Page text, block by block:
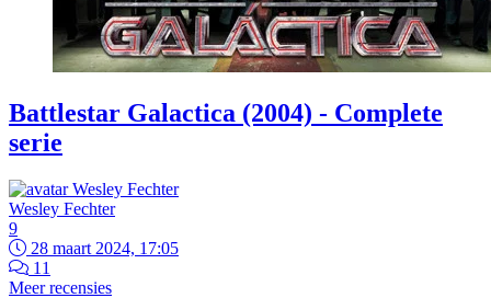
Battlestar Galactica (2004) - Complete
serie
Wesley Fechter
9
28 maart 2024, 17:05
11
Meer recensies